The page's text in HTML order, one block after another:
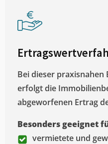
Bei dieser
erfolgt die
abgeworfenen Ertrag
Besonders geeignet
vermietete und